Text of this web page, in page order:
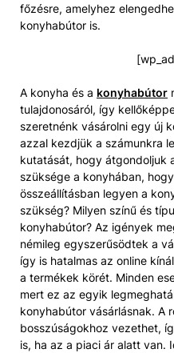
főzésre, amelyhez
konyhabútor is.
A konyha és a konyhabútor
tulajdonosáról, így
szeretnénk vásárolni egy új
azzal kezdjük a számunkra
kutatását, hogy átgondoljuk
szüksége a konyhában,
összeállításban legyen a
szükség? Milyen színű és
konyhabútor? Az igények
némileg egyszerűsödtek a
így is hatalmas az online
a termékek körét. Minden
mert ez az egyik
konyhabútor vásárlásnak. A
bosszúságokhoz vezethet,
is, ha az a piaci ár alatt van.